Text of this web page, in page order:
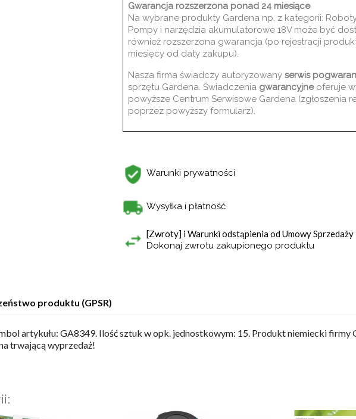
Gwarancja rozszerzona ponad 24 miesiące
Na wybrane produkty Gardena np. z kategorii:
Pompy i narzędzia akumulatorowe 18V może być
również rozszerzona gwarancja (po rejestracji
miesięcy od daty zakupu).
Nasza firma świadczy autoryzowany serwis
sprzętu Gardena. Świadczenia gwarancyjneoferuje
powyższe Centrum Serwisowe Gardena (zgłoszenia
poprzez powyższy formularz).
Warunki prywatności
Wysyłka i płatność
[Zwroty] i Warunki odstąpienia od Umowy Sprzedaży
Dokonaj zwrotu zakupionego produktu
produktu (GPSR)
artykułu: GA8349. Ilość sztuk w opk. jednostkowym: 15. Produkt niemiecki firmy
trwającą wyprzedaż!